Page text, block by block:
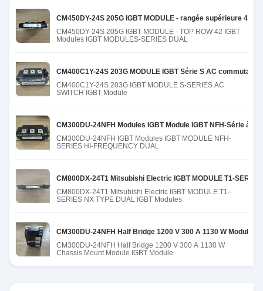
CM450DY-24S 205G IGBT MODULE - rangée supérieure 42
CM450DY-24S 205G IGBT MODULE - TOP ROW 42 IGBT
Modules IGBT MODULES-SERIES DUAL
CM400C1Y-24S 203G MODULE IGBT Série S AC
CM400C1Y-24S 203G IGBT MODULE S-SERIES AC
SWITCH IGBT Module
CM300DU-24NFH Modules IGBT Module IGBT NFH-Série à
CM300DU-24NFH IGBT Modules IGBT MODULE NFH-
SERIES HI-FREQUENCY DUAL
CM800DX-24T1 Mitsubishi Electric IGBT MODULE T1-
CM800DX-24T1 Mitsubishi Electric IGBT MODULE T1-
SERIES NX TYPE DUAL IGBT Modules
CM300DU-24NFH Half Bridge 1200 V 300 A 1130 W Module
CM300DU-24NFH Half Bridge 1200 V 300 A 1130 W
Chassis Mount Module IGBT Module